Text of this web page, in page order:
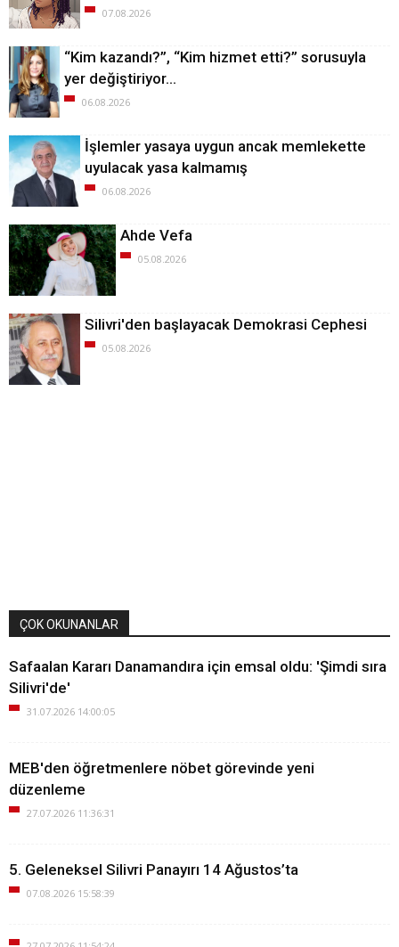
07.08.2026
“Kim kazandı?”, “Kim hizmet etti?” sorusuyla
yer değiştiriyor…
06.08.2026
İşlemler yasaya uygun ancak memlekette
uyulacak yasa kalmamış
06.08.2026
Ahde Vefa
05.08.2026
Silivri'den başlayacak Demokrasi Cephesi
05.08.2026
ÇOK OKUNANLAR
Safaalan Kararı Danamandıra için emsal oldu: 'Şimdi sıra
Silivri'de'
31.07.2026 14:00:05
MEB'den öğretmenlere nöbet görevinde yeni
düzenleme
27.07.2026 11:36:31
5. Geleneksel Silivri Panayırı 14 Ağustos’ta
07.08.2026 15:58:39